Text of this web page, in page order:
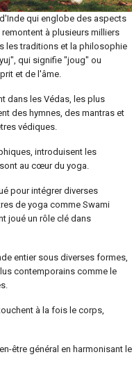
qui englobe des aspects
à plusieurs milliers
les traditions et la philosophie
qui signifie "joug" ou
et de l'âme.
dans les Védas, les plus
des hymnes, des mantras et
védiques.
introduisent les
au cœur du yoga.
pour intégrer diverses
de yoga comme Swami
joué un rôle clé dans
entier sous diverses formes,
contemporains comme le
à la fois le corps,
être général en harmonisant le